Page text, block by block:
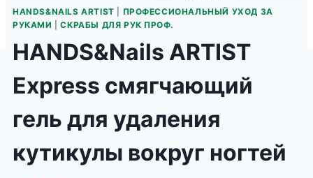
HANDS&NAILS ARTIST
ПРОФЕССИОНАЛЬНЫЙ УХОД ЗА
РУКАМИ
|СКРАБЫ ДЛЯ РУК ПРОФ.
HANDS&Nails ARTIST
Express смягчающий
гель для удаления
кутикулы вокруг ногтей